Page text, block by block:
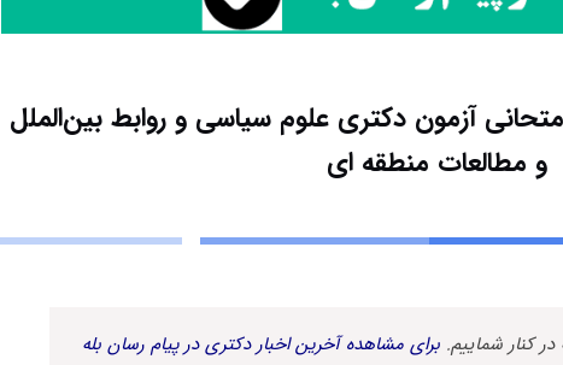
آزمون دکتری علوم سیاسی و روابط بین‌الملل
و مطالعات منطقه ای
کنار شماییم. برای مشاهده آخرین اخبار دکتری در پیام رسان بله